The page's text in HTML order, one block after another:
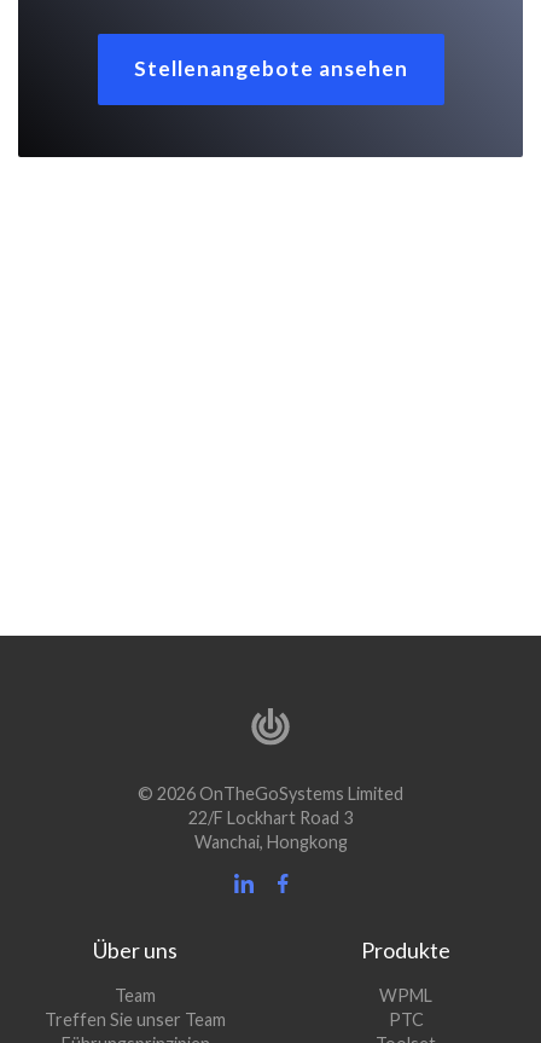
Stellenangebote ansehen
© 2026 OnTheGoSystems Limited
22/F Lockhart Road 3
Wanchai, Hongkong
Über uns
Team
Treffen Sie unser Team
Produkte
WPML
PTC(öffnet